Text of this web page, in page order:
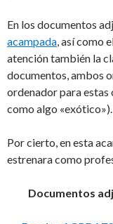
En los documentos
acampada, así como
atención también la
documentos, ambos
ordenador para estas
como algo «exótico»).
Por cierto, en esta
estrenara como
Documentos